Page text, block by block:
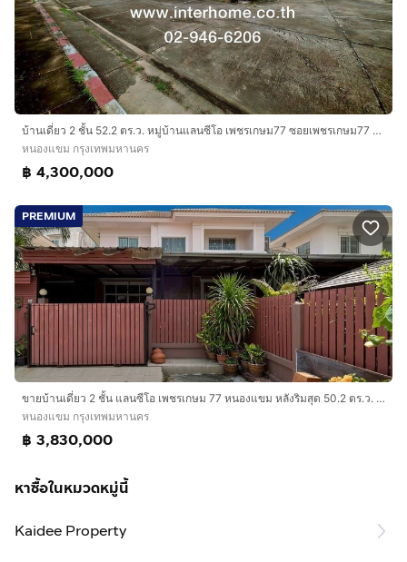
บ้านเดี่ยว 2 ชั้น 52.2 ตร.ว. หมู่บ้านแลนซีโอ เพชรเกษม77 ซอยเพชรเกษม77 ซอยสวัสดิ์การ3 ถนนพชรเกษม เขตหนองแขม กรุงเทพมหานคร
หนองแขม กรุงเทพมหานคร
฿ 4,300,000
PREMIUM
ขายบ้านเดี่ยว 2 ชั้น แลนซีโอ เพชรเกษม 77 หนองแขม หลังริมสุด 50.2 ตร.ว. ต่อเติมเต็มพื้นที่ พร้อมเข้าอยู่
หนองแขม กรุงเทพมหานคร
฿ 3,830,000
หาซื้อในหมวดหมู่นี้
Kaidee Property